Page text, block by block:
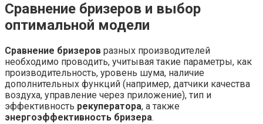
Сравнение бризеров и выбор
оптимальной модели
Сравнение бризеров разных производителей
необходимо проводить, учитывая такие параметры, как
производительность, уровень шума, наличие
дополнительных функций (например, датчики качества
воздуха, управление через приложение), тип и
эффективность рекуператора, а также
энергоэффективность бризера.